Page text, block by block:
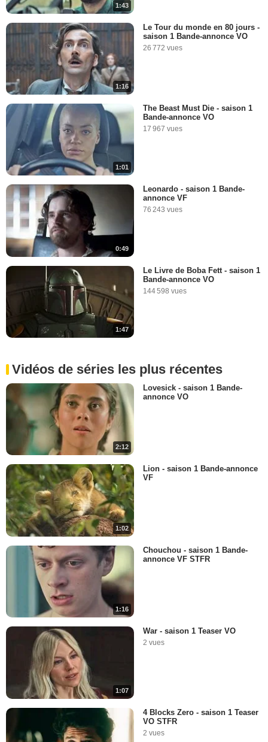
1:43
1:16
Le Tour du monde en 80 jours -
saison 1 Bande-annonce VO
26 772 vues
1:01
The Beast Must Die - saison 1
Bande-annonce VO
17 967 vues
0:49
Leonardo - saison 1 Bande-
annonce VF
76 243 vues
1:47
Le Livre de Boba Fett - saison 1
Bande-annonce VO
144 598 vues
Vidéos de séries les plus récentes
2:12
Lovesick - saison 1 Bande-
annonce VO
1:02
Lion - saison 1 Bande-annonce
VF
1:16
Chouchou - saison 1 Bande-
annonce VF STFR
1:07
War - saison 1 Teaser VO
2 vues
4 Blocks Zero - saison 1 Teaser
VO STFR
2 vues